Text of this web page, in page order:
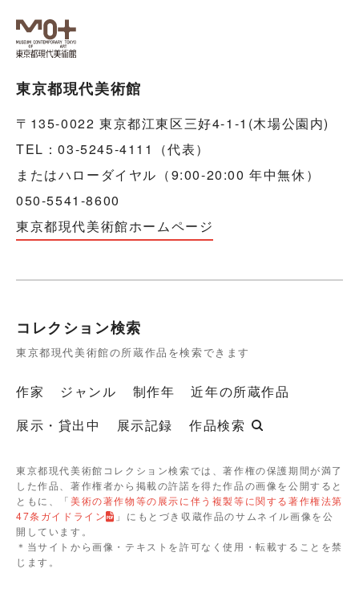
東京都現代美術館
〒135-0022 東京都江東区三好4-1-1(木場公園内)
TEL：03-5245-4111（代表）
またはハローダイヤル（9:00-20:00 年中無休）
050-5541-8600
東京都現代美術館ホームページ
コレクション検索
東京都現代美術館の所蔵作品を検索できます
作家 ジャンル 制作年
近年の所蔵作品
展示・貸出中
展示記録 作品検索
東京都現代美術館コレクション検索では、著作権の保護期間が満了
した作品、著作権者から掲載の許諾を得た作品の画像を公開すると
ともに、「美術の著作物等の展示に伴う複製等に関する著作権法第
47条ガイドライン
」にもとづき収蔵作品のサムネイル画像を公
開しています。
＊当サイトから画像・テキストを許可なく使用・転載することを禁
じます。